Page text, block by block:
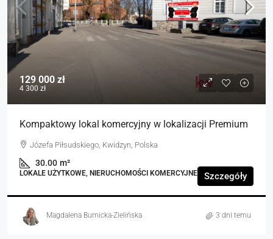
129 000 zł
4 300 zł
Kompaktowy lokal komercyjny w lokalizacji Premium
Józefa Piłsudskiego, Kwidzyn, Polska
30.00 m²
LOKALE UŻYTKOWE, NIERUCHOMOŚCI KOMERCYJNE Szczegóły
Magdalena Burnicka-Zielińska 3 dni temu